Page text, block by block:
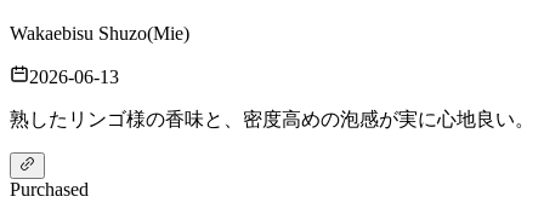
Wakaebisu Shuzo(Mie)
2026-06-13
熟したリンゴ様の香味と、密度高めの泡感が実に心地良い。
Purchased